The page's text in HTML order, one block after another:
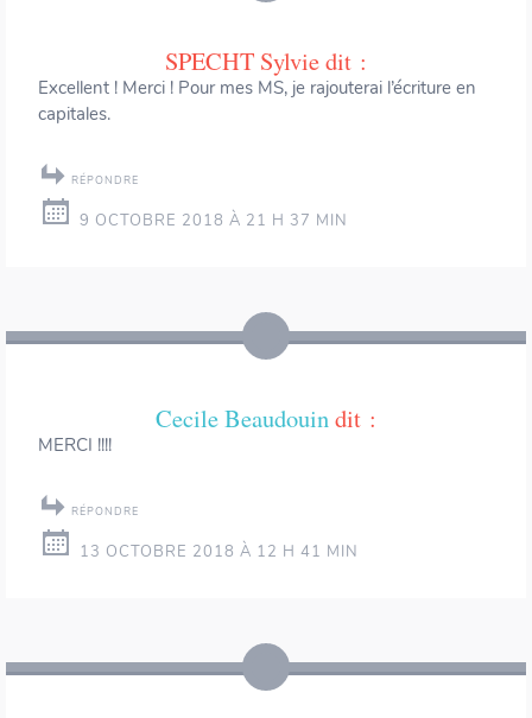
SPECHT Sylviedit :
Excellent ! Merci ! Pour mes MS, je rajouterai l’écriture en
capitales.
RÉPONDRE
9 OCTOBRE 2018 À 21 H 37 MIN
Cecile Beaudouindit :
MERCI !!!!
RÉPONDRE
13 OCTOBRE 2018 À 12 H 41 MIN